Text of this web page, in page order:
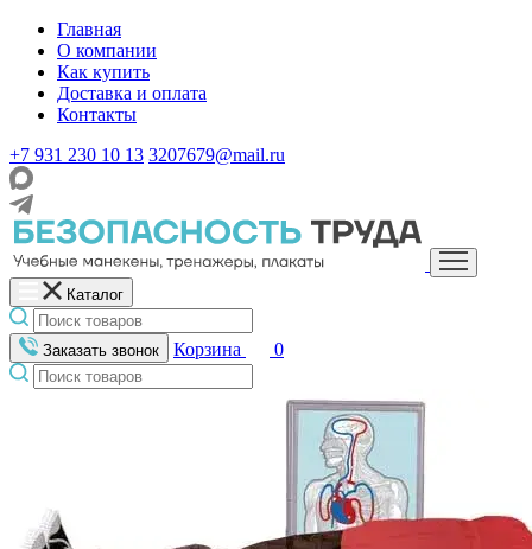
Главная
О компании
Как купить
Доставка и оплата
Контакты
+7 931 230 10 13 3207679@mail.ru
Каталог
Заказать звонок Корзина 0